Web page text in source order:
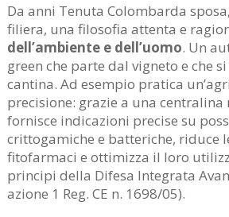
Da anni Tenuta Colombarda
filiera, una filosofia attenta e
dell’ambiente e dell’uomo. Un
green che parte dal vigneto e che
cantina. Ad esempio pratica
precisione: grazie a una centralina
fornisce indicazioni precise su
crittogamiche e batteriche, riduce
fitofarmaci e ottimizza il loro
principi della Difesa Integrata
azione 1 Reg. CE n. 1698/05).